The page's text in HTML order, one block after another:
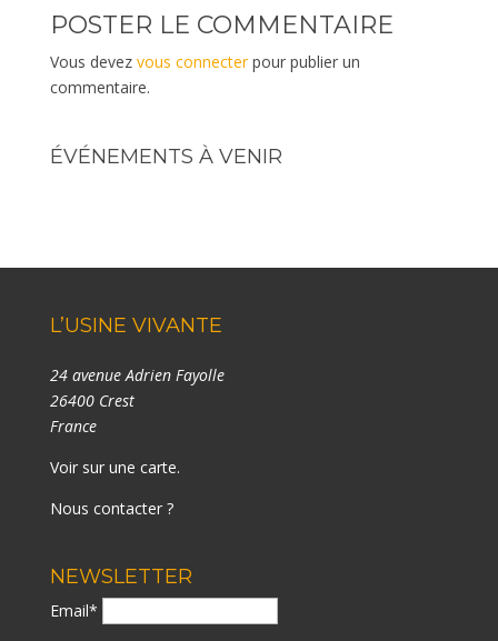
POSTER LE COMMENTAIRE
Vous devez vous connecterpour publier un
commentaire.
ÉVÉNEMENTS À VENIR
L’USINE VIVANTE
24 avenue Adrien Fayolle
26400 Crest
France
Voir sur une carte.
Nous contacter ?
NEWSLETTER
Email*